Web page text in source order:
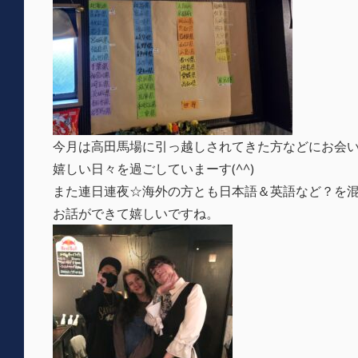
今月は高田馬場に引っ越しされてきた方などにお会
嬉しい日々を過ごしていまーす(^^)
また連日連夜☆海外の方とも日本語＆英語など？を
お話ができて嬉しいですね。